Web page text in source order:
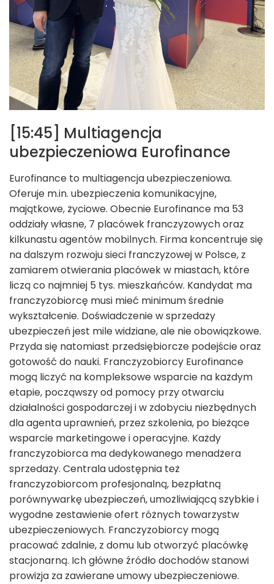
[15:45] Multiagencja
ubezpieczeniowa Eurofinance
Eurofinance to multiagencja ubezpieczeniowa.
Oferuje m.in. ubezpieczenia komunikacyjne,
majątkowe, życiowe. Obecnie Eurofinance ma 53
oddziały własne, 7 placówek franczyzowych oraz
kilkunastu agentów mobilnych. Firma koncentruje się
na dalszym rozwoju sieci franczyzowej w Polsce, z
zamiarem otwierania placówek w miastach, które
liczą co najmniej 5 tys. mieszkańców. Kandydat ma
franczyzobiorcę musi mieć minimum średnie
wykształcenie. Doświadczenie w sprzedaży
ubezpieczeń jest mile widziane, ale nie obowiązkowe.
Przyda się natomiast przedsiębiorcze podejście oraz
gotowość do nauki. Franczyzobiorcy Eurofinance
mogą liczyć na kompleksowe wsparcie na każdym
etapie, począwszy od pomocy przy otwarciu
działalności gospodarczej i w zdobyciu niezbędnych
dla agenta uprawnień, przez szkolenia, po bieżące
wsparcie marketingowe i operacyjne. Każdy
franczyzobiorca ma dedykowanego menadżera
sprzedaży. Centrala udostępnia też
franczyzobiorcom profesjonalną, bezpłatną
porównywarkę ubezpieczeń, umożliwiającą szybkie i
wygodne zestawienie ofert różnych towarzystw
ubezpieczeniowych. Franczyzobiorcy mogą
pracować zdalnie, z domu lub otworzyć placówkę
stacjonarną. Ich główne źródło dochodów stanowi
prowizja za zawierane umowy ubezpieczeniowe.